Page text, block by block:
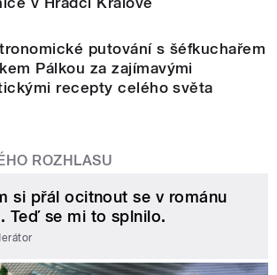
putování s šéfkuchařem
Pálkou za zajímavými
recepty celého světa
ROZHLASU
si přál ocitnout se v románu
Teď se mi to splnilo.